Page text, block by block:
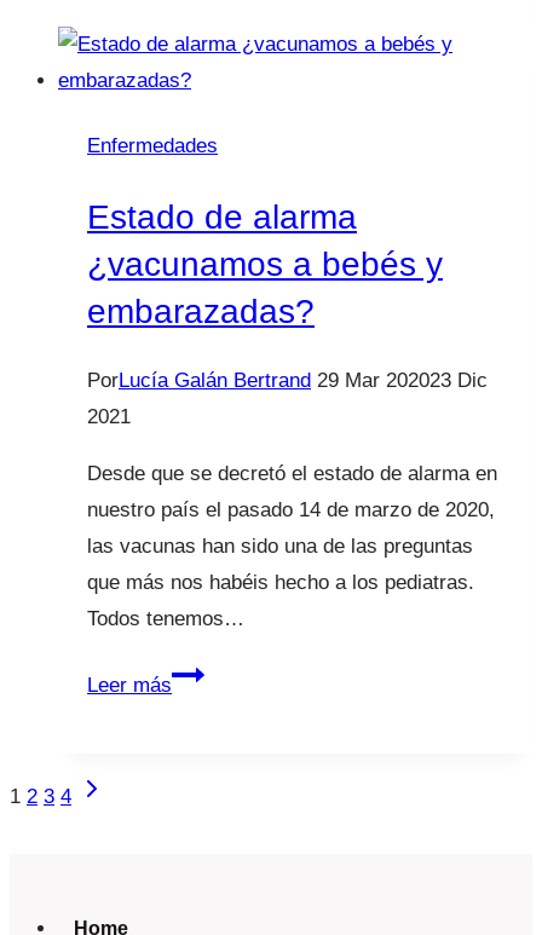
los
niños
vacunarse?
Enfermedades
Estado de alarma
¿vacunamos a bebés y
embarazadas?
PorLucía Galán Bertrand 29 Mar 202023 Dic
2021
Desde que se decretó el estado de alarma en
nuestro país el pasado 14 de marzo de 2020,
las vacunas han sido una de las preguntas
que más nos habéis hecho a los pediatras.
Todos tenemos…
Leer másEstado
Navegación
1 2 3 4
Siguiente
Home